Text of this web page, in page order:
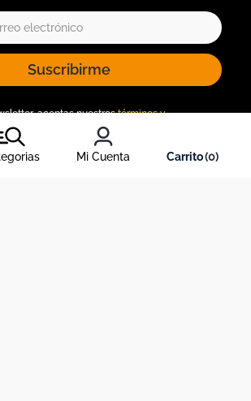
Mi Cuenta 0
Suscribirme
aceptas nuestrostérminos y
política de tratamiento de información